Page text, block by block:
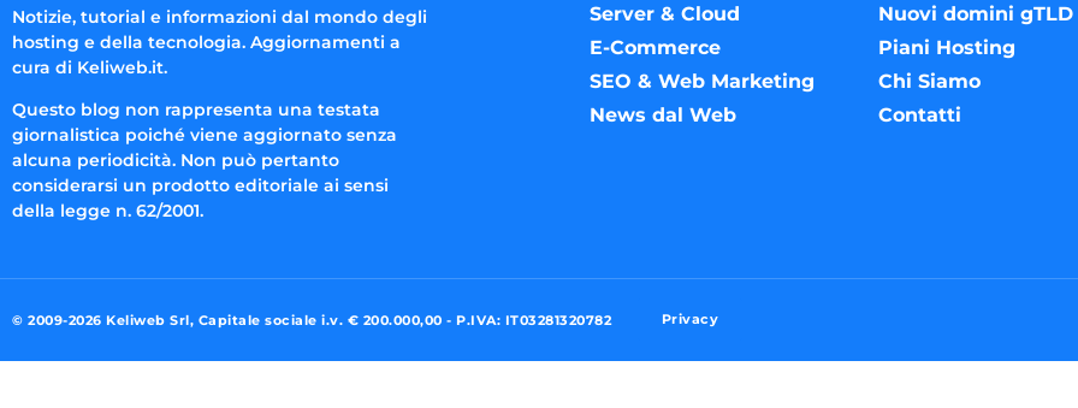
Notizie, tutorial e informazioni dal mondo degli
hosting e della tecnologia. Aggiornamenti a
cura di Keliweb.it.
Questo blog non rappresenta una testata
giornalistica poiché viene aggiornato senza
alcuna periodicità. Non può pertanto
considerarsi un prodotto editoriale ai sensi
della legge n. 62/2001.
Server & Cloud
E-Commerce
SEO & Web Marketing
News dal Web
Nuovi domini gTLD
Piani Hosting
Chi Siamo
Contatti
© 2009-2026 Keliweb Srl, Capitale sociale i.v. € 200.000,00 - P.IVA: IT03281320782 Privacy